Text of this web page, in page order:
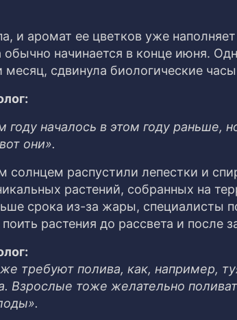
и аромат ее цветков уже
обычно начинается в конце июня.
сдвинула биологические
году началось в этом году раньше,
они».
распустили лепестки и
растений, собранных на
срока из-за жары, специалисты
растения до рассвета и после
требуют полива, как, например,
Взрослые тоже желательно